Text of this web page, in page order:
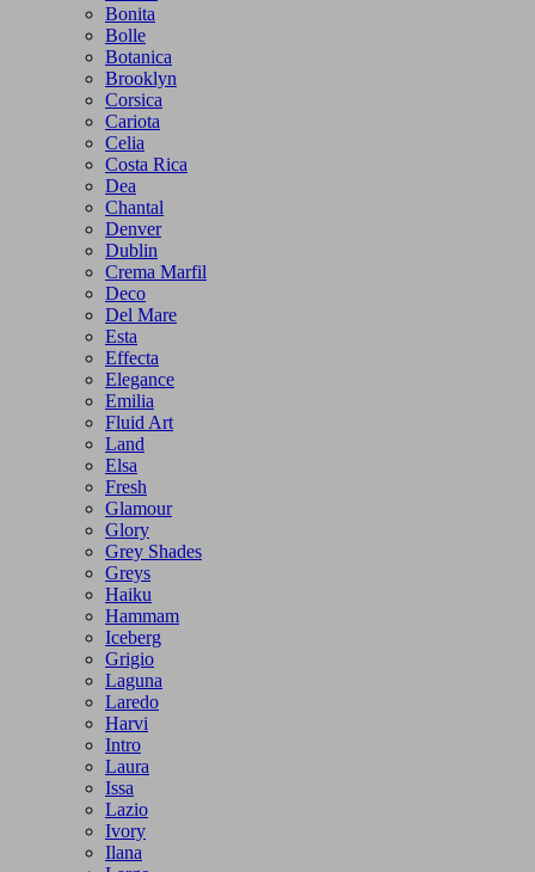
Bonita
Bolle
Botanica
Brooklyn
Corsica
Cariota
Celia
Costa Rica
Dea
Chantal
Denver
Dublin
Crema Marfil
Deco
Del Mare
Esta
Effecta
Elegance
Emilia
Fluid Art
Land
Elsa
Fresh
Glamour
Glory
Grey Shades
Greys
Haiku
Hammam
Iceberg
Grigio
Laguna
Laredo
Harvi
Intro
Laura
Issa
Lazio
Ivory
Ilana